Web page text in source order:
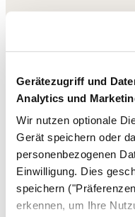
Gerätezugriff und
Analytics und
Wir nutzen optionale
Gerät speichern oder
personenbezogenen
Einwilligung. Dies
speichern
erkennen, um Ihre